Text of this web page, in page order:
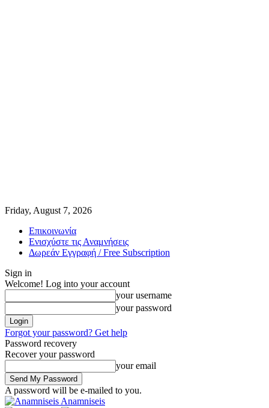
Friday, August 7, 2026
Επικοινωνία
Ενισχύστε τις Αναμνήσεις
Δωρεάν Εγγραφή / Free Subscription
Sign in
Welcome! Log into your account
your username
your password
Forgot your password? Get help
Password recovery
Recover your password
your email
A password will be e-mailed to you.
Anamniseis